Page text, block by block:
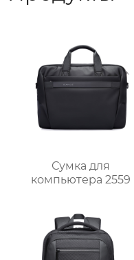
Сумка для
компьютера 2559